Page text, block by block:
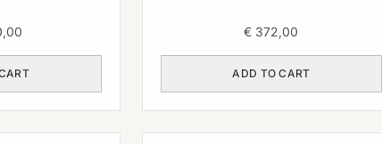
€ 372,00
ADD TO CART